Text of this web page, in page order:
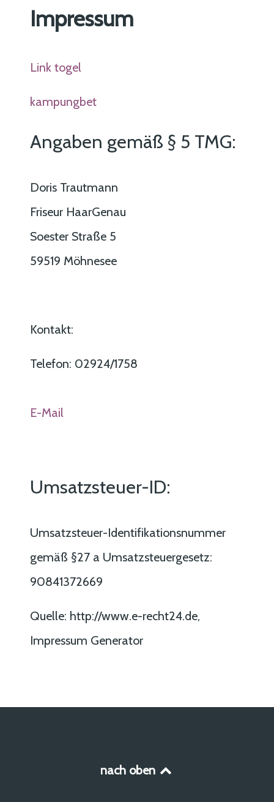
Impressum
Link togel
kampungbet
Angaben gemäß § 5 TMG:
Doris Trautmann
Friseur HaarGenau
Soester Straße 5
59519 Möhnesee
Kontakt:
Telefon: 02924/1758
E-Mail
Umsatzsteuer-ID:
Umsatzsteuer-Identifikationsnummer
gemäß §27 a Umsatzsteuergesetz:
90841372669
Quelle: http://www.e-recht24.de,
Impressum Generator
nach oben